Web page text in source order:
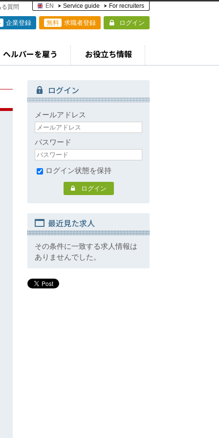
質問
企業登録 無料 求職者登録 ログイン
EN Service guide For recruiters
ヘルパーを雇う お役立ち情報
ログイン
メールアドレス
パスワード
ログイン状態を保持
最近見た求人
その条件に一致する求人情報は
ありませんでした。